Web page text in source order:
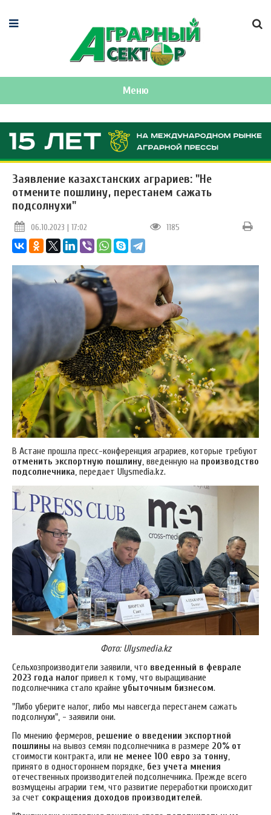
Меню
Заявление казахстанских аграриев: "Не
отмените пошлину, перестанем сажать
подсолнухи"
06.10.2023 | 17:02 1185
В Астане прошла пресс-конференция аграриев, которые требуют
отменить экспортную пошлину, введенную на производство
подсолнечника, передает Ulysmedia.kz.
Фото: Ulysmedia.kz
Сельхозпроизводители заявили, что введенный в феврале
2023 года налог привел к тому, что выращивание
подсолнечника стало крайне убыточным бизнесом.
"Либо уберите налог, либо мы навсегда перестанем сажать
подсолнухи", - заявили они.
По мнению фермеров, решение о введении экспортной
пошлины на вывоз семян подсолнечника в размере 20% от
стоимости контракта, или не менее 100 евро за тонну,
принято в одностороннем порядке, без учета мнения
отечественных производителей подсолнечника. Прежде всего
возмущены аграрии тем, что развитие переработки происходит
за счет сокращения доходов производителей.